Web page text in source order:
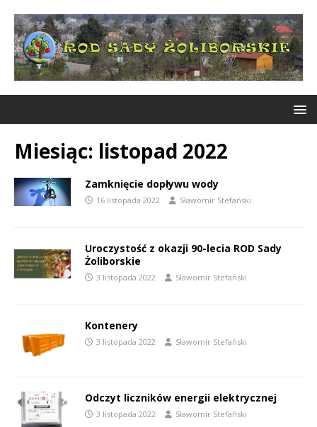
Miesiąc: listopad 2022
Zamknięcie dopływu wody
16 listopada 2022 Sławomir Stefański
Uroczystość z okazji 90-lecia ROD Sady
Żoliborskie
3 listopada 2022 Sławomir Stefański
Kontenery
3 listopada 2022 Sławomir Stefański
Odczyt liczników energii elektrycznej
3 listopada 2022 Sławomir Stefański